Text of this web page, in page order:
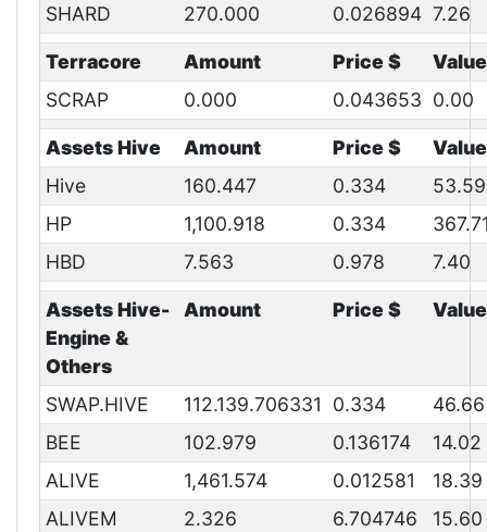
SHARD
270.000 0.026894 7.26
Terracore Amount Price $
SCRAP
0.000 0.043653 0.00
Assets Hive Amount Price $
Hive
160.447 0.334
53.59
HP
1,100.918 0.334
HBD
7.563 0.978 7.40
Assets Hive-
Engine &
Others
Amount Price $
SWAP.HIVE 112.139.706331 0.334
46.66
BEE
102.979 0.136174
14.02
ALIVE
1,461.574 0.012581
18.39
ALIVEM
2.326 6.704746
15.60